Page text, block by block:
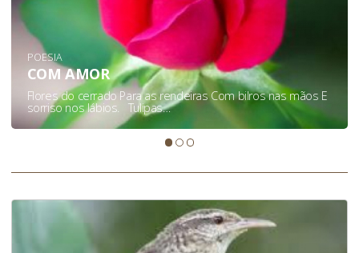
POESIA
COM AMOR
Flores do cerrado Para as rendeiras Com bilros nas mãos E
sorriso nos lábios. Tulipas…